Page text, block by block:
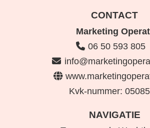
CONTACT
Marketing
06 50 593 805
Kvk-nummer:
NAVIGATIE